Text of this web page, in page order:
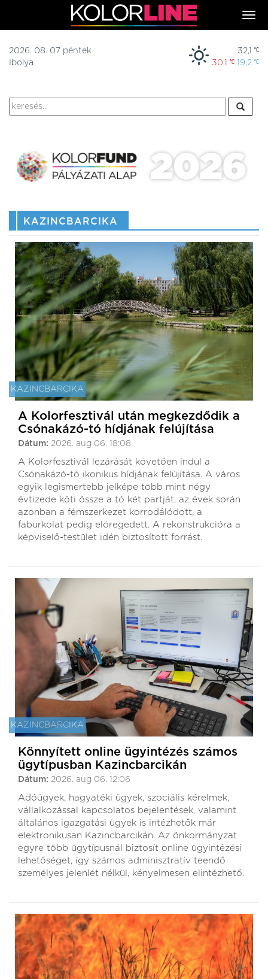
2026. 08. 07 péntek
Ibolya
32,1
30,1
19,2
KAZINCBARCIKA
KAZINCBARCIKA
A Kolorfesztivál után megkezdődik a
Csónakázó-tó hídjának felújítása
Dátum: 2026. aug 06. 18:08
A Kolorfesztivál lezárását követően indul a
Csónakázó-tó ikonikus hídjának felújítása. A város
egyik legismertebb jelképe több mint négy
évtizede köti össze a tó két partját, az évek során
azonban a fémszerkezet korrodálódott, a
faburkolat pedig elöregedett. A rekonstrukcióra a
képviselő-testület idén biztosított forrást.
KAZINCBARCIKA
Könnyített online ügyintézés számos
ügytípusban Kazincbarcikán
Dátum: 2026. aug 06. 12:06
Adóügyek, hagyatéki ügyek, szociális kérelmek,
vállalkozással kapcsolatos bejelentések, valamint
általános igazgatási ügyek is intézhetők már
elektronikusan Kazincbarcikán. Az önkormányzat
egyre több ügytípusnál biztosít online ügyintézési
lehetőséget, így számos adminisztratív teendő
személyes jelenlét nélkül, kényelmesen elintézhető.